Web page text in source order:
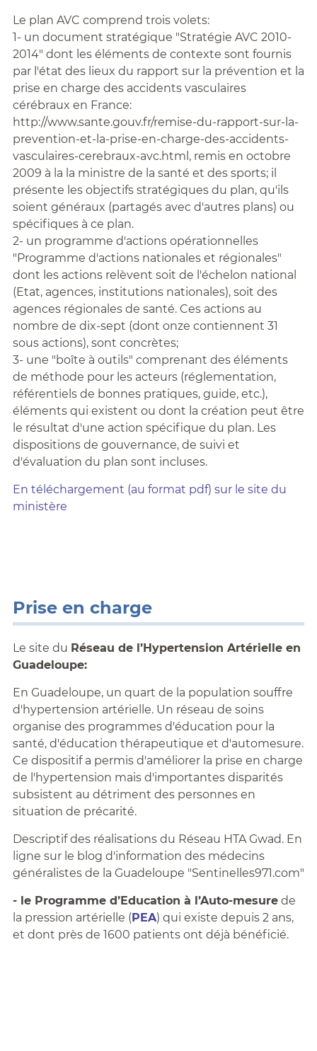
Le plan AVC comprend trois volets:
1- un document stratégique "Stratégie AVC 2010-
2014" dont les éléments de contexte sont fournis
par l'état des lieux du rapport sur la prévention et la
prise en charge des accidents vasculaires
cérébraux en France:
http://www.sante.gouv.fr/remise-du-rapport-sur-la-
prevention-et-la-prise-en-charge-des-accidents-
vasculaires-cerebraux-avc.html, remis en octobre
2009 à la la ministre de la santé et des sports; il
présente les objectifs stratégiques du plan, qu'ils
soient généraux (partagés avec d'autres plans) ou
spécifiques à ce plan.
2- un programme d'actions opérationnelles
"Programme d'actions nationales et régionales"
dont les actions relèvent soit de l'échelon national
(Etat, agences, institutions nationales), soit des
agences régionales de santé. Ces actions au
nombre de dix-sept (dont onze contiennent 31
sous actions), sont concrètes;
3- une "boîte à outils" comprenant des éléments
de méthode pour les acteurs (réglementation,
référentiels de bonnes pratiques, guide, etc.),
éléments qui existent ou dont la création peut être
le résultat d'une action spécifique du plan. Les
dispositions de gouvernance, de suivi et
d'évaluation du plan sont incluses.
En téléchargement (au format pdf) sur le site du
ministère
Prise en charge
Le site du Réseau de l’Hypertension Artérielle en
Guadeloupe:
En Guadeloupe, un quart de la population souffre
d'hypertension artérielle. Un réseau de soins
organise des programmes d'éducation pour la
santé, d'éducation thérapeutique et d'automesure.
Ce dispositif a permis d'améliorer la prise en charge
de l'hypertension mais d'importantes disparités
subsistent au détriment des personnes en
situation de précarité.
Descriptif des réalisations du Réseau HTA Gwad. En
ligne sur le blog d'information des médecins
généralistes de la Guadeloupe "Sentinelles971.com"
- le Programme d’Education à l’Auto-mesurede
la pression artérielle (PEA) qui existe depuis 2 ans,
et dont près de 1600 patients ont déjà bénéficié.